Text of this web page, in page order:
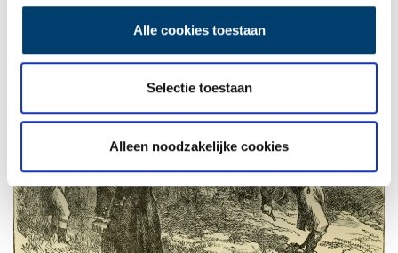
Alle cookies toestaan
Selectie toestaan
Alleen noodzakelijke cookies
tweedegraads beledigingen.